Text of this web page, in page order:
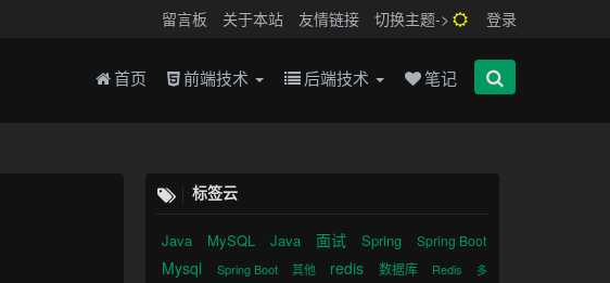
留言板 关于本站 友情链接 切换主题-> 登录
首页 前端技术 后端技术 笔记
标签云
Java MySQL Java 面试 Spring Spring Boot
Mysql Spring Boot 其他 redis 数据库 Redis
多